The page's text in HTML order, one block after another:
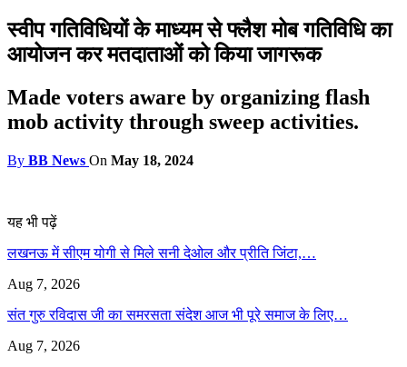
स्वीप गतिविधियों के माध्यम से फ्लैश मोब गतिविधि का
आयोजन कर मतदाताओं को किया जागरूक
Made voters aware by organizing flash
mob activity through sweep activities.
By BB News On May 18, 2024
यह भी पढ़ें
लखनऊ में सीएम योगी से मिले सनी देओल और प्रीति जिंटा,…
Aug 7, 2026
संत गुरु रविदास जी का समरसता संदेश आज भी पूरे समाज के लिए…
Aug 7, 2026